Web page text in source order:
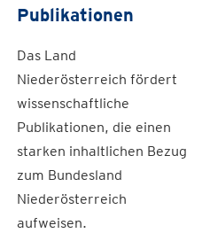
Publikationen
Das Land
Niederösterreich fördert
wissenschaftliche
Publikationen, die einen
starken inhaltlichen Bezug
zum Bundesland
Niederösterreich
aufweisen.